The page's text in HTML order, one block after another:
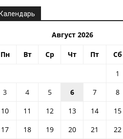
Август 2026
Пн Вт Ср Чт Пт Сб
1
3
4 5 6 7 8
10
11 12 13 14 15
17
18 19 20 21 22